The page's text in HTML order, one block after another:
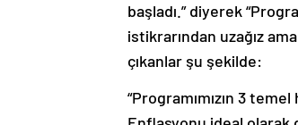
başladı.” diyerek
istikrarından uzağız
çıkanlar şu şekilde:
“Programımızın 3